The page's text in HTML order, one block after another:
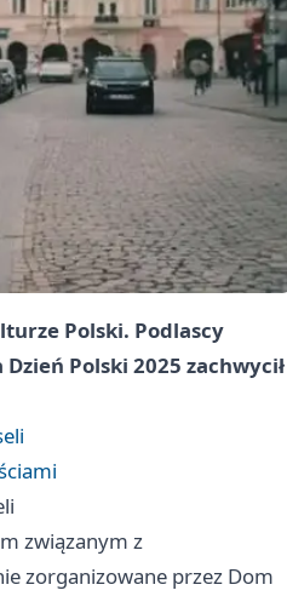
Polski. Podlascy
Polski 2025 zachwycił
związanym z
zorganizowane przez Dom